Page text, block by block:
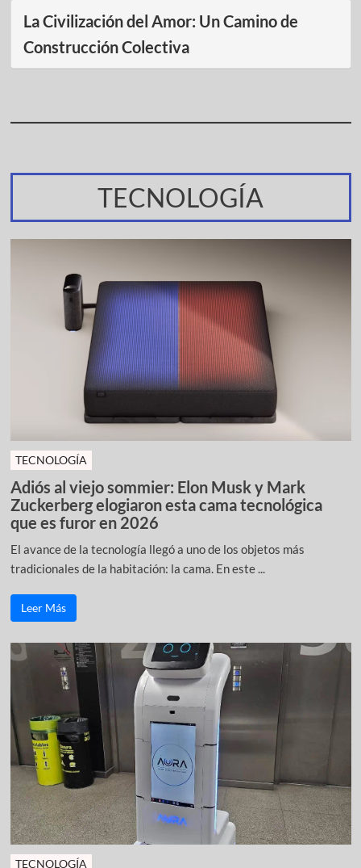
La Civilización del Amor: Un Camino de
Construcción Colectiva
TECNOLOGÍA
TECNOLOGÍA
Adiós al viejo sommier: Elon Musk y Mark
Zuckerberg elogiaron esta cama tecnológica
que es furor en 2026
El avance de la tecnología llegó a uno de los objetos más
tradicionales de la habitación: la cama. En este ...
Leer Más
TECNOLOGÍA